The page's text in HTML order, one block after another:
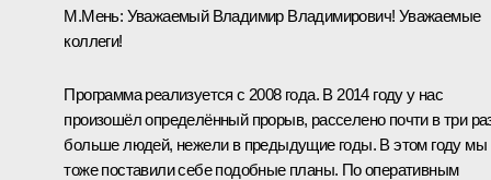
М.Мень: Уважаемый Владимир Владимирович! Уважаемые
коллеги!
Программа реализуется с 2008 года. В 2014 году у нас
произошёл определённый прорыв, расселено почти в три
больше людей, нежели в предыдущие годы. В этом году мы
тоже поставили себе подобные планы. По оперативным